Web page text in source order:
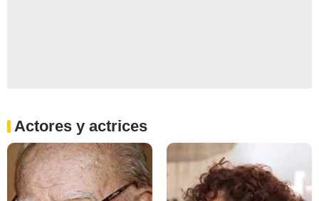
Actores y actrices